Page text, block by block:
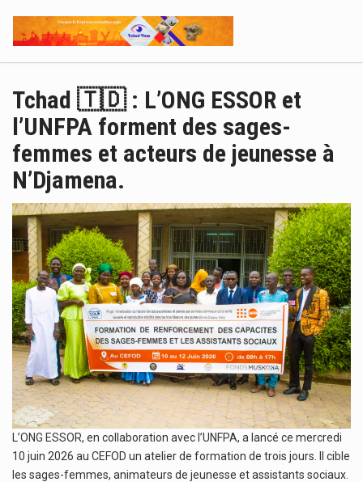
Tchad 🇹🇩 : L’ONG ESSOR et
l’UNFPA forment des sages-
femmes et acteurs de jeunesse à
N’Djamena.
L’ONG ESSOR, en collaboration avec l’UNFPA, a lancé ce mercredi
10 juin 2026 au CEFOD un atelier de formation de trois jours. Il cible
les sages-femmes, animateurs de jeunesse et assistants sociaux.